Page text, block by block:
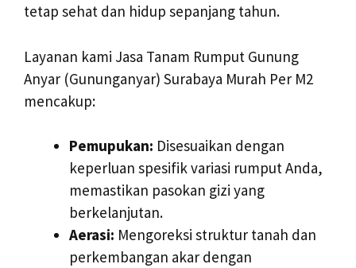
tetap sehat dan hidup sepanjang tahun.
Layanan kami Jasa Tanam Rumput Gunung
Anyar (Gununganyar) Surabaya Murah Per M2
mencakup:
Pemupukan: Disesuaikan dengan
keperluan spesifik variasi rumput Anda,
memastikan pasokan gizi yang
berkelanjutan.
Aerasi: Mengoreksi struktur tanah dan
perkembangan akar dengan